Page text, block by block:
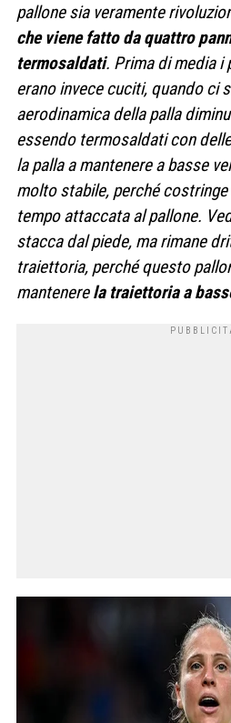
pallone sia veramente
che viene fatto da quattro
termosaldati. Prima di media i
erano invece cuciti, quando ci
aerodinamica della palla
essendo termosaldati con
la palla a mantenere a basse
molto stabile, perché costringe
tempo attaccata al pallone.
stacca dal piede, ma rimane
traiettoria, perché questo
mantenerela traiettoria a